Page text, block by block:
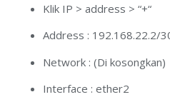
Klik IP > address > “+“
Address : 192.168.22.2/
Network : (Di kosongkan)
Interface : ether2